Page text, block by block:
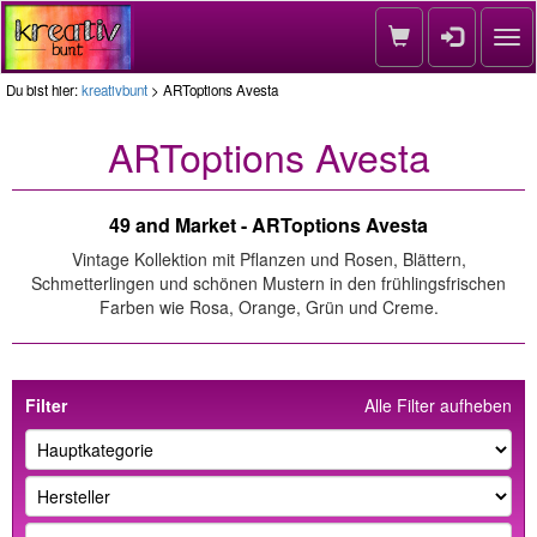
Du bist hier:kreativbunt > ARToptions Avesta
ARToptions Avesta
49 and Market - ARToptions Avesta
Vintage Kollektion mit Pflanzen und Rosen, Blättern,
Schmetterlingen und schönen Mustern in den frühlingsfrischen
Farben wie Rosa, Orange, Grün und Creme.
Alle Filter aufheben
Filter